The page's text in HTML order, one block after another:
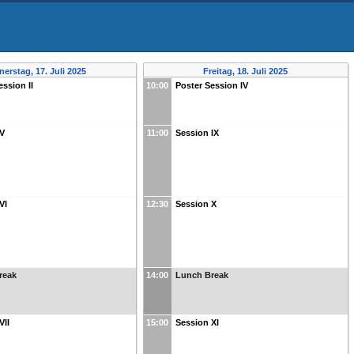
17. Juli 2025
II
Freitag, 18. Juli 2025
10:00
Poster Session IV
11:00 Session IX
12:30 Session X
14:00 Lunch Break
15:00 Session XI